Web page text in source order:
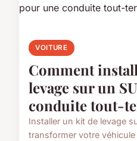
VOITURE
Comment
levage sur un
conduite tout-
Installer un kit de levage
transformer votre